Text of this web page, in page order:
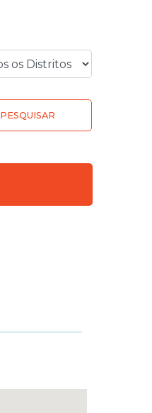
PESQUISAR